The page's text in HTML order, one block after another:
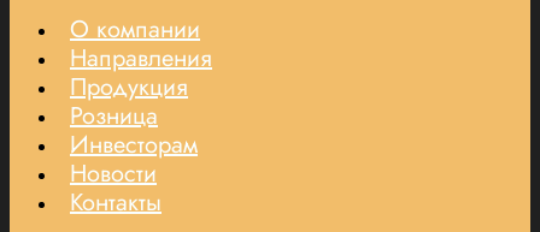
О компании
Направления
Продукция
Розница
Инвесторам
Новости
Контакты